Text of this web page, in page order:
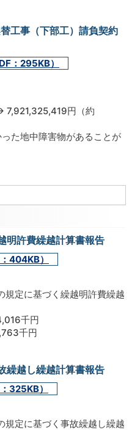
工事（下部工）請負契約
：295KB）
7,921,325,419円（約
た地中障害物があることが
明許費繰越計算書報告
404KB）
定に基づく繰越明許費繰越
千円
千円
繰越し繰越計算書報告
325KB）
定に基づく事故繰越し繰越